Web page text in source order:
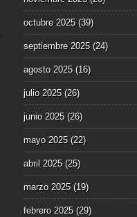
octubre 2025(39)
septiembre 2025(24)
agosto 2025(16)
julio 2025(26)
junio 2025(26)
mayo 2025(22)
abril 2025(25)
marzo 2025(19)
febrero 2025(29)